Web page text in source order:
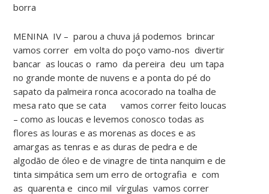
borra
MENINA IV – parou a chuva já podemos brincar
vamos correr em volta do poço vamo-nos divertir
bancar as loucas o ramo da pereira deu um tapa
no grande monte de nuvens e a ponta do pé do
sapato da palmeira ronca acocorado na toalha de
mesa rato que se cata vamos correr feito loucas
– como as loucas e levemos conosco todas as
flores as louras e as morenas as doces e as
amargas as tenras e as duras de pedra e de
algodão de óleo e de vinagre de tinta nanquim e de
tinta simpática sem um erro de ortografia e com
as quarenta e cinco mil vírgulas vamos correr